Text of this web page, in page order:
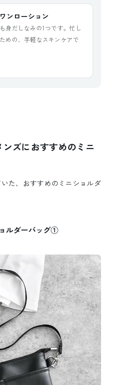
ンローション
身だしなみの1つです。忙し
めの、手軽なスキンケアで
ズにおすすめのミニ
た、おすすめのミニショルダ
ルダーバッグ①